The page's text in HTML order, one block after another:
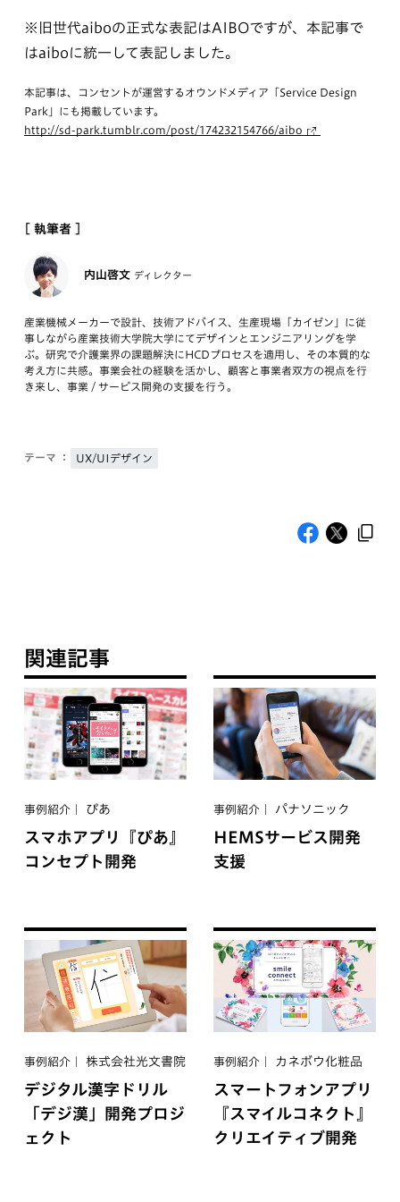
※旧世代aiboの正式な表記はAIBOですが、本記事で
はaiboに統一して表記しました。
本記事は、コンセントが運営するオウンドメディア「Service Design
Park」にも掲載しています。
http://sd-park.tumblr.com/post/174232154766/aibo
[ 執筆者 ]
内山啓文 ディレクター
産業機械メーカーで設計、技術アドバイス、生産現場「カイゼン」に従
事しながら産業技術大学院大学にてデザインとエンジニアリングを学
ぶ。研究で介護業界の課題解決にHCDプロセスを適用し、その本質的な
考え方に共感。事業会社の経験を活かし、顧客と事業者双方の視点を行
き来し、事業 / サービス開発の支援を行う。
テーマ ： UX/UIデザイン
関連記事
事例紹介 ぴあ
スマホアプリ『ぴあ』
コンセプト開発
事例紹介 パナソニック
HEMSサービス開発
支援
事例紹介 株式会社光文書院
デジタル漢字ドリル
「デジ漢」開発プロジ
ェクト
事例紹介 カネボウ化粧品
スマートフォンアプリ
『スマイルコネクト』
クリエイティブ開発